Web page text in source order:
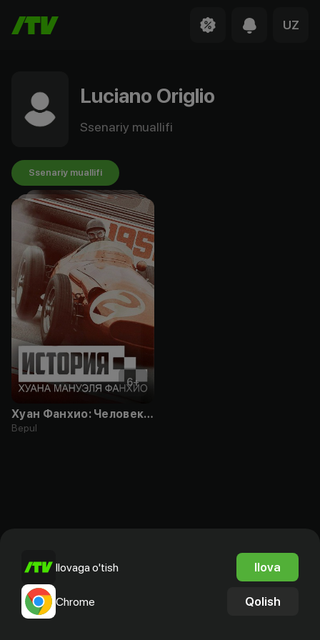
UZ
Luciano Origlio
Ssenariy muallifi
Ssenariy muallifi
6+
Хуан Фанхио: Человек, покоривший машину
Bepul
Ilovaga o'tish Ilova
Chrome Qolish